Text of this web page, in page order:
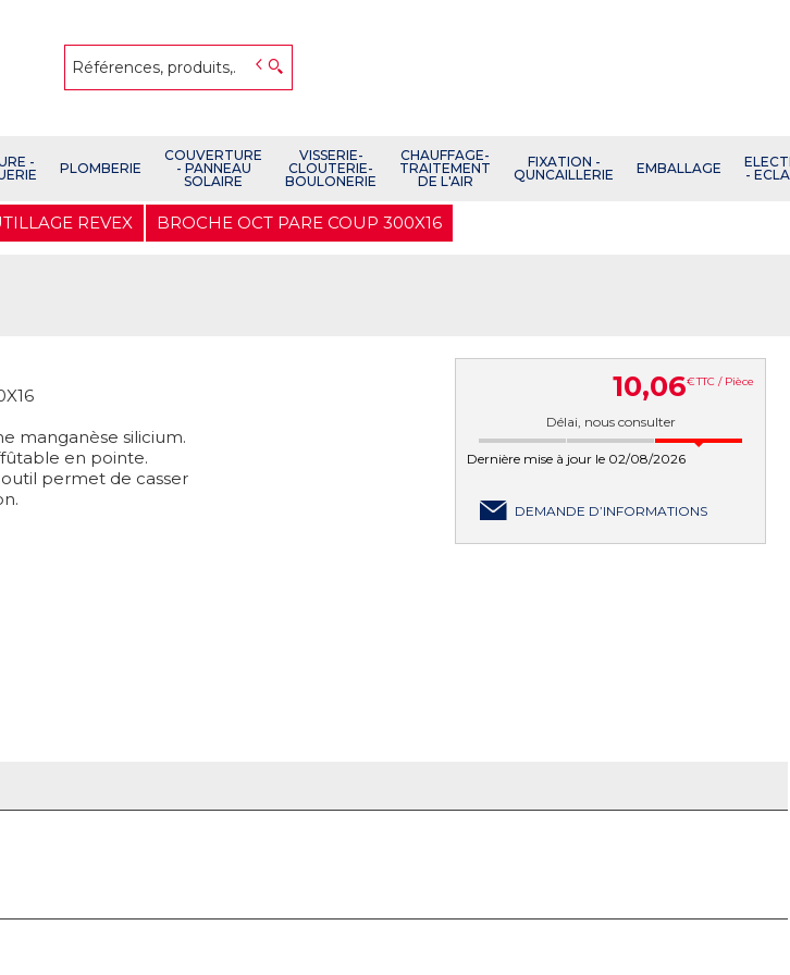
-
PLOMBERIE
COUVERTURE
- PANNEAU
SOLAIRE
VISSERIE-
CLOUTERIE-
BOULONERIE
CHAUFFAGE-
TRAITEMENT
DE L'AIR
FIXATION -
QUNCAILLERIE
EMBALLAGE
-
REVEX BROCHE OCT PARE COUP 300X16
manganèse silicium.
en pointe.
permet de casser
10,06€TTC / Pièce
Délai, nous consulter
Dernière mise à jour le 02/08/2026
DEMANDE D’INFORMATIONS